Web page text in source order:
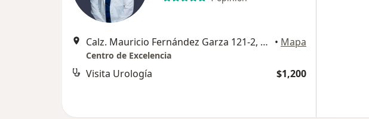
Calz. Mauricio Fernández Garza 121-2, Monterrey • Mapa
Centro de Excelencia
Visita Urología $1,200